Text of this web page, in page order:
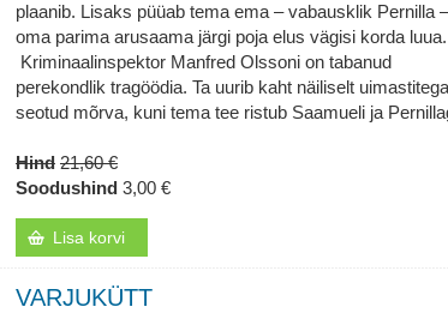
plaanib. Lisaks püüab tema ema – vabausklik Pernilla –
oma parima arusaama järgi poja elus vägisi korda luua.
Kriminaalinspektor Manfred Olssoni on tabanud
perekondlik tragöödia. Ta uurib kaht näiliselt uimastitega
seotud mõrva, kuni tema tee ristub Saamueli ja
Hind 21,60 €
Soodushind 3,00 €
Lisa korvi
VARJUKÜTT